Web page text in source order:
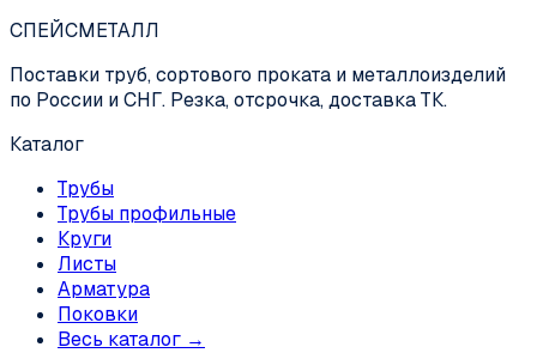
СПЕЙСМЕТАЛЛ
Поставки труб, сортового проката и металлоизделий
по России и СНГ. Резка, отсрочка, доставка ТК.
Каталог
Трубы
Трубы профильные
Круги
Листы
Арматура
Поковки
Весь каталог →